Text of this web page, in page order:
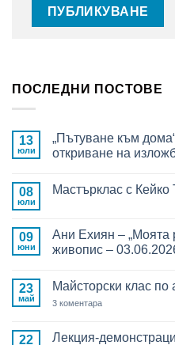
ПОСЛЕДНИ ПОСТОВЕ
13
юли
„Пътуване към
откриване на
за
„Пътуване
–
Кейко
Танабе
на
изложба
08
юли
Мастърклас с
Мастърклас
с
Кейко
Пловдив
09
юни
Ани Ехиян – „Моята
живопис –
за
Ехиян
реалност“
23
май
Майсторски клас по
3 коментараза
по
22 Лекция-